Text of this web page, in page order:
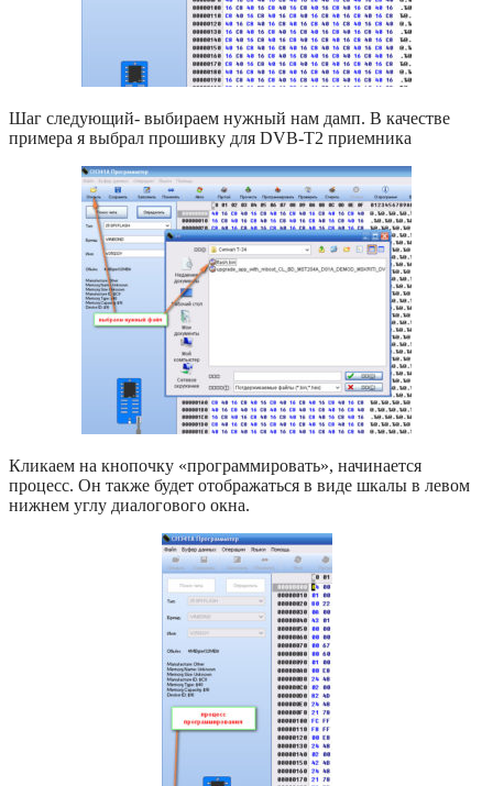
Шаг следующий- выбираем нужный нам дамп. В качестве
примера я выбрал прошивку для DVB-T2 приемника
Кликаем на кнопочку «программировать», начинается
процесс. Он также будет отображаться в виде шкалы в левом
нижнем углу диалогового окна.